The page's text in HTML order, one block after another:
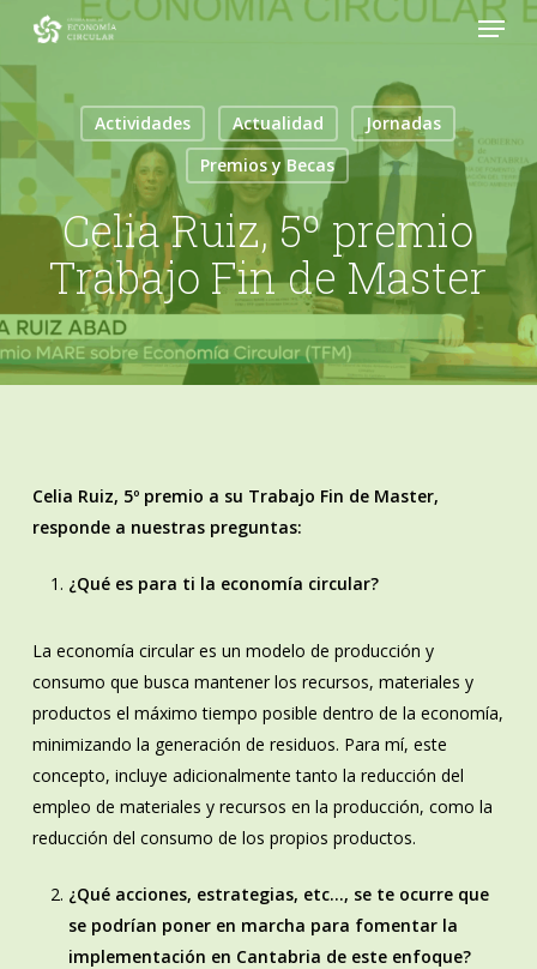
main
content
Menu
Actividades Actualidad
Jornadas
Premios y Becas
Celia Ruiz, 5º premio
Trabajo Fin de Master
Celia Ruiz, 5º premio a su Trabajo Fin de Master,
responde a nuestras preguntas:
¿Qué es para ti la economía circular?
La economía circular es un modelo de producción y
consumo que busca mantener los recursos, materiales y
productos el máximo tiempo posible dentro de la economía,
minimizando la generación de residuos. Para mí, este
concepto, incluye adicionalmente tanto la reducción del
empleo de materiales y recursos en la producción, como la
reducción del consumo de los propios productos.
¿Qué acciones, estrategias, etc…, se te ocurre que
se podrían poner en marcha para fomentar la
implementación en Cantabria de este enfoque?